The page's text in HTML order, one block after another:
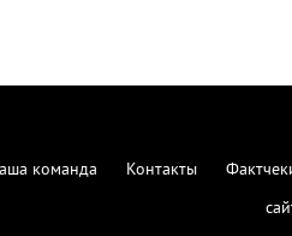
команда Контакты